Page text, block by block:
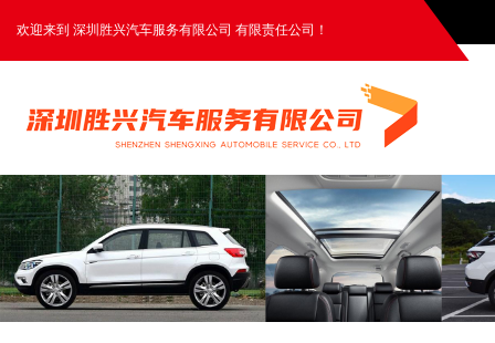
欢迎来到 深圳胜兴汽车服务有限公司 有限责任公司！